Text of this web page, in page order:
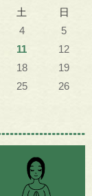
土
日
4
5
11
12
18
19
25
26